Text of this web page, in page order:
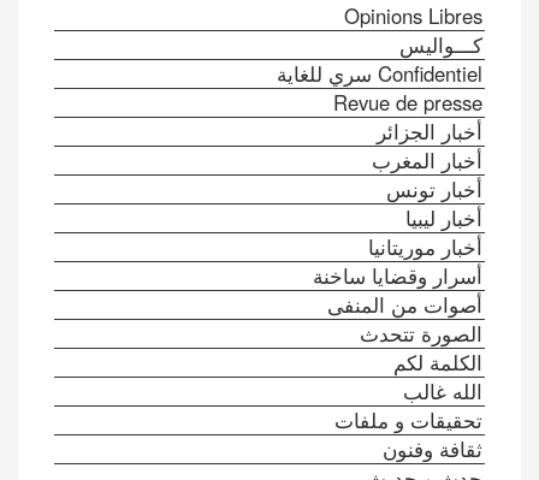
Opinions Libres
كـــواليس
Confidentiel سري للغاية
Revue de presse
أخبار الجزائر
أخبار المغرب
أخبار تونس
أخبار ليبيا
أخبار موريتانيا
أسرار وقضايا ساخنة
أصوات من المنفى
الصورة تتحدث
الكلمة لكم
الله غالب
تحقيقات و ملفات
ثقافة وفنون